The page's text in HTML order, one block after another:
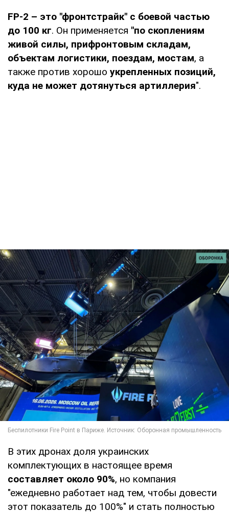
FP-2 – это "фронтстрайк" с боевой частью
до 100 кг. Он применяется "по скоплениям
живой силы, прифронтовым складам,
объектам логистики, поездам, мостам, а
также против хорошо укрепленных позиций,
куда не может дотянуться артиллерия".
В этих дронах доля украинских
комплектующих в настоящее время
составляет около 90%, но компания
"ежедневно работает над тем, чтобы довести
этот показатель до 100%" и стать полностью